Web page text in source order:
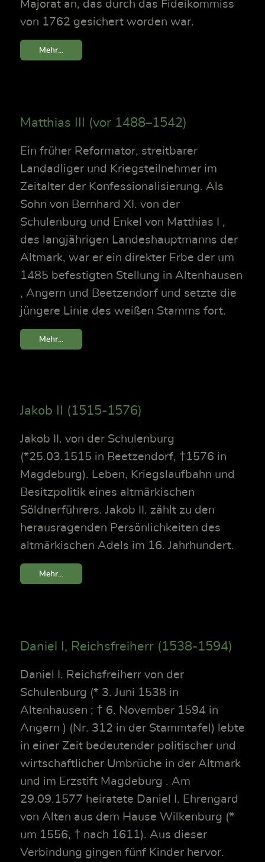
Majorat an, das durch das Fideikommiss
von 1762 gesichert worden war.
Mehr...
Matthias III (vor 1488–1542)
Ein früher Reformator, streitbarer
Landadliger und Kriegsteilnehmer im
Zeitalter der Konfessionalisierung. Als
Sohn von Bernhard XI. von der
Schulenburg und Enkel von Matthias I ,
des langjährigen Landeshauptmanns der
Altmark, war er ein direkter Erbe der um
1485 befestigten Stellung in Altenhausen
, Angern und Beetzendorf und setzte die
jüngere Linie des weißen Stamms fort.
Mehr...
Jakob II (1515-1576)
Jakob II. von der Schulenburg
(*25.03.1515 in Beetzendorf, †1576 in
Magdeburg). Leben, Kriegslaufbahn und
Besitzpolitik eines altmärkischen
Söldnerführers. Jakob II. zählt zu den
herausragenden Persönlichkeiten des
altmärkischen Adels im 16. Jahrhundert.
Mehr...
Daniel I, Reichsfreiherr (1538-1594)
Daniel I. Reichsfreiherr von der
Schulenburg (* 3. Juni 1538 in
Altenhausen ; † 6. November 1594 in
Angern ) (Nr. 312 in der Stammtafel) lebte
in einer Zeit bedeutender politischer und
wirtschaftlicher Umbrüche in der Altmark
und im Erzstift Magdeburg . Am
29.09.1577 heiratete Daniel I. Ehrengard
von Alten aus dem Hause Wilkenburg (*
um 1556, † nach 1611). Aus dieser
Verbindung gingen fünf Kinder hervor.